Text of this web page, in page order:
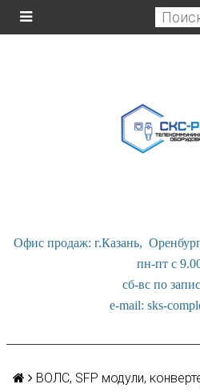
Офис продаж: г.Казань,
пн-пт с 9.00
сб-вс по
e-mail: sks-
ВОЛС, SFP модули,